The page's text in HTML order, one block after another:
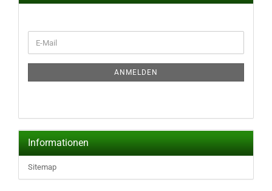
ZUR
E-
Mail
ANMELDEN
Informationen
Sitemap